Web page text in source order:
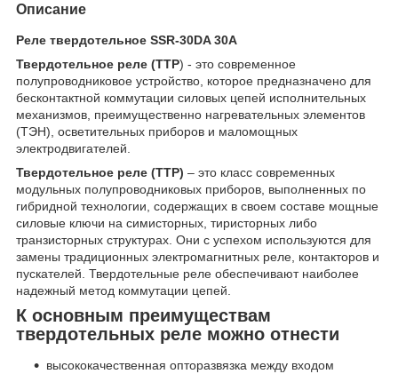
Описание
Реле твердотельное SSR-30DA 30A
Твердотельное реле (ТТР) - это современное
полупроводниковое устройство, которое предназначено для
бесконтактной коммутации силовых цепей исполнительных
механизмов, преимущественно нагревательных элементов
(ТЭН), осветительных приборов и маломощных
электродвигателей.
Твердотельное реле (ТТР) – это класс современных
модульных полупроводниковых приборов, выполненных по
гибридной технологии, содержащих в своем составе мощные
силовые ключи на симисторных, тиристорных либо
транзисторных структурах. Они с успехом используются для
замены традиционных электромагнитных реле, контакторов и
пускателей. Твердотельные реле обеспечивают наиболее
надежный метод коммутации цепей.
К основным преимуществам
твердотельных реле можно отнести
высококачественная опторазвязка между входом